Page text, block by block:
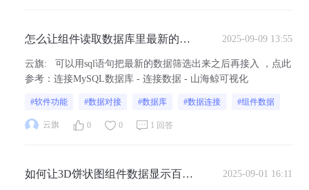
怎么让组件读取数据库里最新的一
2025-09-09 13:55
云旗:
可以用sql语句把最新的数据筛选出来之后再接入 ，点此
参考：连接MySQL数据库 - 连接数据 - 山海鲸可视化
#软件功能 #数据对接 #数据库 #数据连接 #组件数据
云旗 0 0 1 回答
如何让3D饼状图组件数据显示百分
2025-09-01 16:11